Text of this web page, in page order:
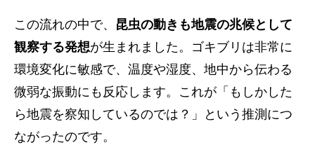
この流れの中で、 昆虫の動きも地震の兆候として
観察する発想が生まれました。ゴキブリは非常に
環境変化に敏感で、温度や湿度、地中から伝わる
微弱な振動にも反応します。これが「もしかした
ら地震を察知しているのでは？」という推測につ
ながったのです。